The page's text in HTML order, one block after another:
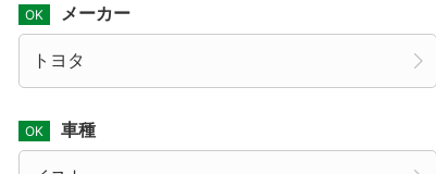
メーカー
車種